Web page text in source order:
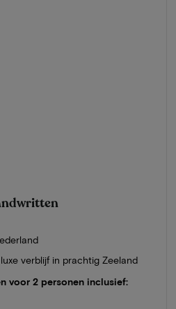
verblijf in prachtig Zeeland
voor 2 personen inclusief: